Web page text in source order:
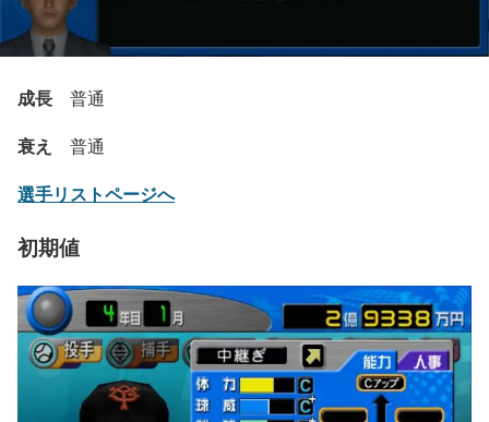
成長 普通
衰え 普通
選手リストページへ
初期値